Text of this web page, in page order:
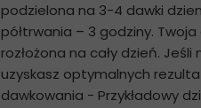
podzielona na 3-4 dawki
półtrwania – 3 godziny.
rozłożona na cały dzień. Jeśli
uzyskasz optymalnych
dawkowania - Przykładowy